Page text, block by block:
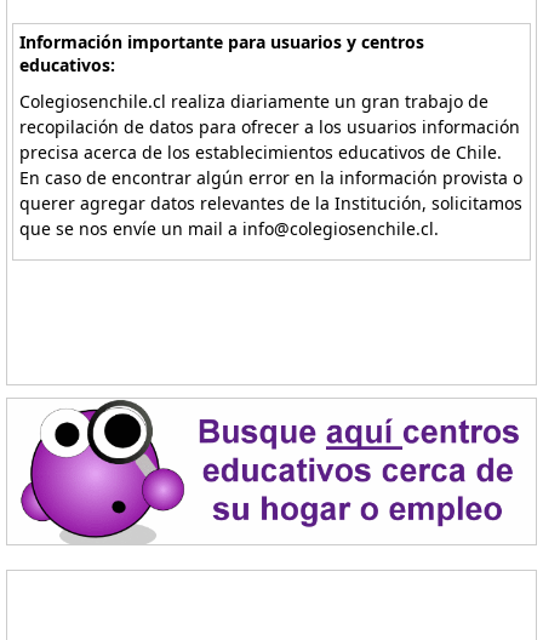
Información importante para usuarios y centros
educativos:
Colegiosenchile.cl realiza diariamente un gran trabajo de
recopilación de datos para ofrecer a los usuarios información
precisa acerca de los establecimientos educativos de Chile.
En caso de encontrar algún error en la información provista o
querer agregar datos relevantes de la Institución, solicitamos
que se nos envíe un mail a info@colegiosenchile.cl.